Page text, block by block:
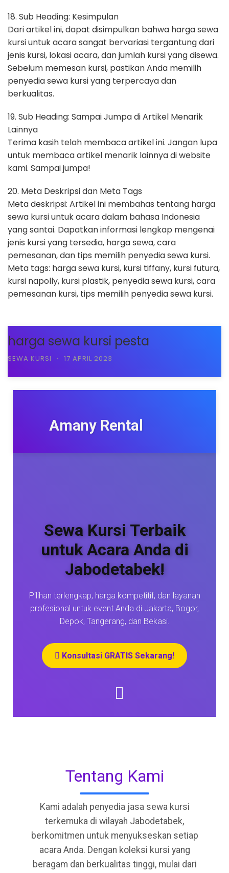
18. Sub Heading: Kesimpulan
Dari artikel ini, dapat disimpulkan bahwa harga sewa
kursi untuk acara sangat bervariasi tergantung dari
jenis kursi, lokasi acara, dan jumlah kursi yang disewa.
Sebelum memesan kursi, pastikan Anda memilih
penyedia sewa kursi yang terpercaya dan
berkualitas.
19. Sub Heading: Sampai Jumpa di Artikel Menarik
Lainnya
Terima kasih telah membaca artikel ini. Jangan lupa
untuk membaca artikel menarik lainnya di website
kami. Sampai jumpa!
20. Meta Deskripsi dan Meta Tags
Meta deskripsi: Artikel ini membahas tentang harga
sewa kursi untuk acara dalam bahasa Indonesia
yang santai. Dapatkan informasi lengkap mengenai
jenis kursi yang tersedia, harga sewa, cara
pemesanan, dan tips memilih penyedia sewa kursi.
Meta tags: harga sewa kursi, kursi tiffany, kursi futura,
kursi napolly, kursi plastik, penyedia sewa kursi, cara
pemesanan kursi, tips memilih penyedia sewa kursi.
harga sewa kursi pesta
SEWA KURSI · 17 APRIL 2023
Amany Rental
Sewa Kursi Terbaik
untuk Acara Anda di
Jabodetabek!
Pilihan terlengkap, harga kompetitif, dan layanan
profesional untuk event Anda di Jakarta, Bogor,
Depok, Tangerang, dan Bekasi.
Konsultasi GRATIS Sekarang!
Tentang Kami
Kami adalah penyedia jasa sewa kursi
terkemuka di wilayah Jabodetabek,
berkomitmen untuk menyukseskan setiap
acara Anda. Dengan koleksi kursi yang
beragam dan berkualitas tinggi, mulai dari